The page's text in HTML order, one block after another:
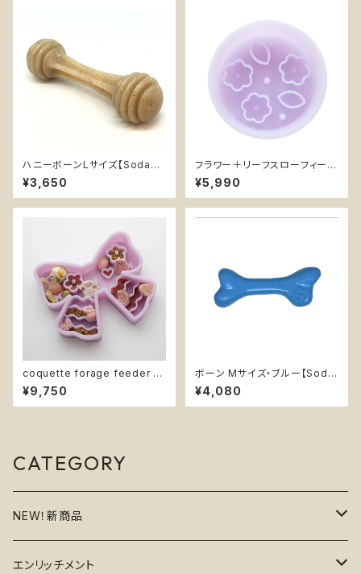
ハニーボーンLサイズ【SodaPu
p】デンタル 超耐久性 丈夫 カミ
カミ おもちゃ チュートイ ソダパ
ップ Honey Bone
¥3,650
フラワー＋リーフスローフィーダ
ー M【Emery Pets】中型犬 大
型犬 花 葉っぱ 早食い防止 フー
ドボウル 犬 エンリッチメント 知
¥5,990
coquette forage feeder -
aurora lilac-【Fury The Stor
e】リボン型 スローフィーダー
エンリッチメント 早食い防止ボ
¥9,750
ボーン Mサイズ・ブルー【Soda
Pup】丈夫 カミカミ 持ってこい
高耐久 水に浮く 大型犬用噛む
おもちゃ ソダパップ PUP-X Ru
¥4,080
CATEGORY
NEW！新商品
6月の新商品
エンリッチメント